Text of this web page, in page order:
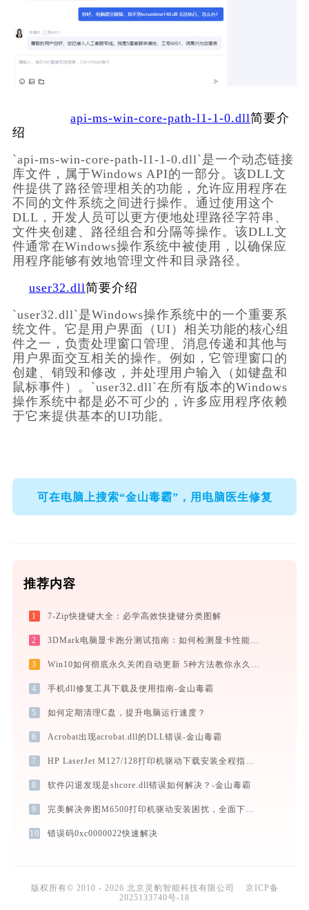
api-ms-win-core-path-l1-1-0.dll简要介
绍
`api-ms-win-core-path-l1-1-0.dll`是一个动态链接
库文件，属于Windows API的一部分。该DLL文
件提供了路径管理相关的功能，允许应用程序在
不同的文件系统之间进行操作。通过使用这个
DLL，开发人员可以更方便地处理路径字符串、
文件夹创建、路径组合和分隔等操作。该DLL文
件通常在Windows操作系统中被使用，以确保应
用程序能够有效地管理文件和目录路径。
user32.dll简要介绍
`user32.dll`是Windows操作系统中的一个重要系
统文件。它是用户界面（UI）相关功能的核心组
件之一，负责处理窗口管理、消息传递和其他与
用户界面交互相关的操作。例如，它管理窗口的
创建、销毁和修改，并处理用户输入（如键盘和
鼠标事件）。`user32.dll`在所有版本的Windows
操作系统中都是必不可少的，许多应用程序依赖
于它来提供基本的UI功能。
可在电脑上搜索“金山毒霸”，用电脑医生修复
推荐内容
1 7-Zip快捷键大全：必学高效快捷键分类图解
2 3DMark电脑显卡跑分测试指南：如何检测显卡性能与看懂测试分数
3 Win10如何彻底永久关闭自动更新 5种方法教你永久关闭win10自动更新
4 手机dll修复工具下载及使用指南-金山毒霸
5 如何定期清理C盘，提升电脑运行速度？
6 Acrobat出现acrobat.dll的DLL错误-金山毒霸
7 HP LaserJet M127/128打印机驱动下载安装全程指导，轻松解决打印问题
8 软件闪退发现是shcore.dll错误如何解决？-金山毒霸
9 完美解决奔图M6500打印机驱动安装困扰，全面下载安装教程
10 错误码0xc0000022快速解决
版权所有© 2010 - 2026 北京灵豹智能科技有限公司
京ICP备
2025133740号-18